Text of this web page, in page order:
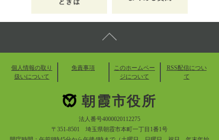
個人情報の取り
扱いについて
免責事項
このホームペー
ジについて
RSS配信につい
て
朝霞市役所
法人番号4000020112275
〒351-8501 埼玉県朝霞市本町一丁目1番1号